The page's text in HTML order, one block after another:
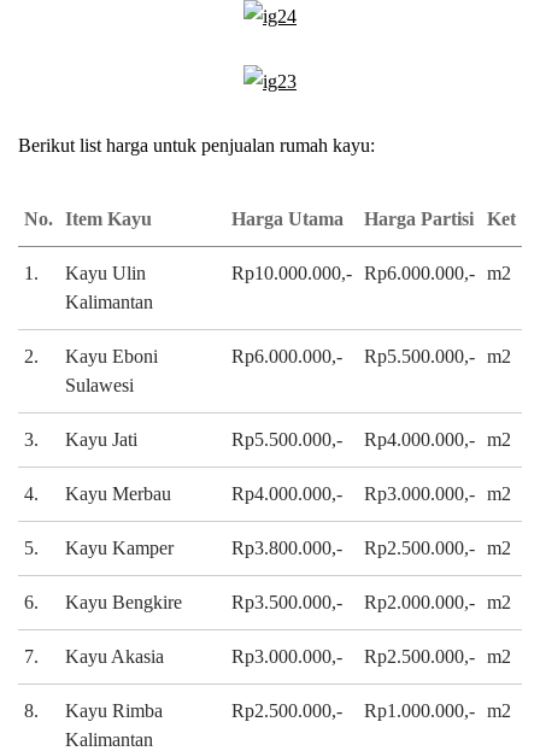
Berikut list harga untuk penjualan rumah kayu:
No. Item Kayu Harga Utama Harga Partisi Ket
1.
Kayu Ulin
Kalimantan
Rp10.000.000,- Rp6.000.000,- m2
2.
Kayu Eboni
Sulawesi
Rp6.000.000,- Rp5.500.000,- m2
3. Kayu Jati Rp5.500.000,- Rp4.000.000,- m2
4. Kayu Merbau Rp4.000.000,- Rp3.000.000,- m2
5. Kayu Kamper Rp3.800.000,- Rp2.500.000,- m2
6. Kayu Bengkire Rp3.500.000,- Rp2.000.000,- m2
7. Kayu Akasia Rp3.000.000,- Rp2.500.000,- m2
8.
Kayu Rimba
Kalimantan
Rp2.500.000,- Rp1.000.000,- m2